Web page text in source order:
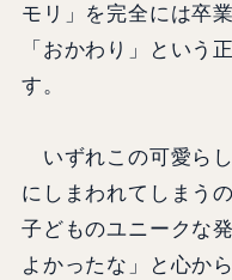
モリ」を完全には卒
「おかわり」という
す。
いずれこの可愛ら
にしまわれてしまう
子どものユニークな
よかったな」と心か